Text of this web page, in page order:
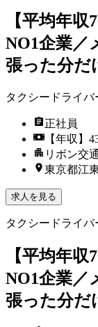
【平均年
NO1企業／
張った分だ
タクシードライバ
正社員
【年収】
リボン交
東京都江
求人を見る
タクシードライバ
【平均年
NO1企業／
張った分だ